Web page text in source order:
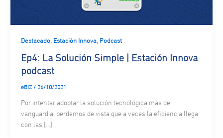
Destacado, Estación Innova, Podcast
Ep4: La Solución Simple | Estación Innova
podcast
eBIZ / 26/10/2021
Por intentar adoptar la solución tecnológica más de
vanguardia, perdemos de vista que a veces la eficiencia llega
con las […]